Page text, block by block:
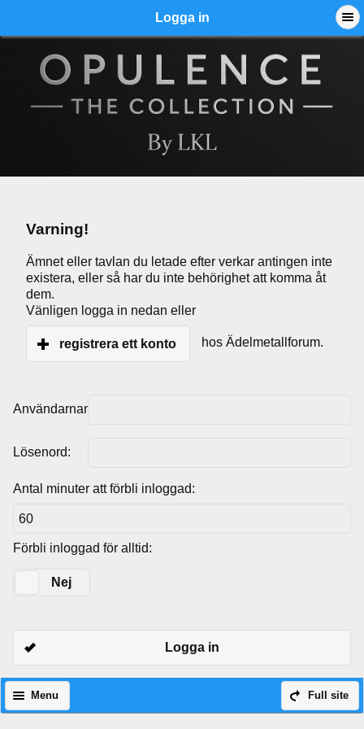
Logga in
Varning!
Ämnet eller tavlan du letade efter verkar antingen inte
existera, eller så har du inte behörighet att komma åt
dem.
Vänligen logga in nedan eller
registrera ett konto hos Ädelmetallforum.
Användarnamn:
Lösenord:
Antal minuter att förbli inloggad:
Förbli inloggad för alltid:
Nej
Logga in
Full site
Menu